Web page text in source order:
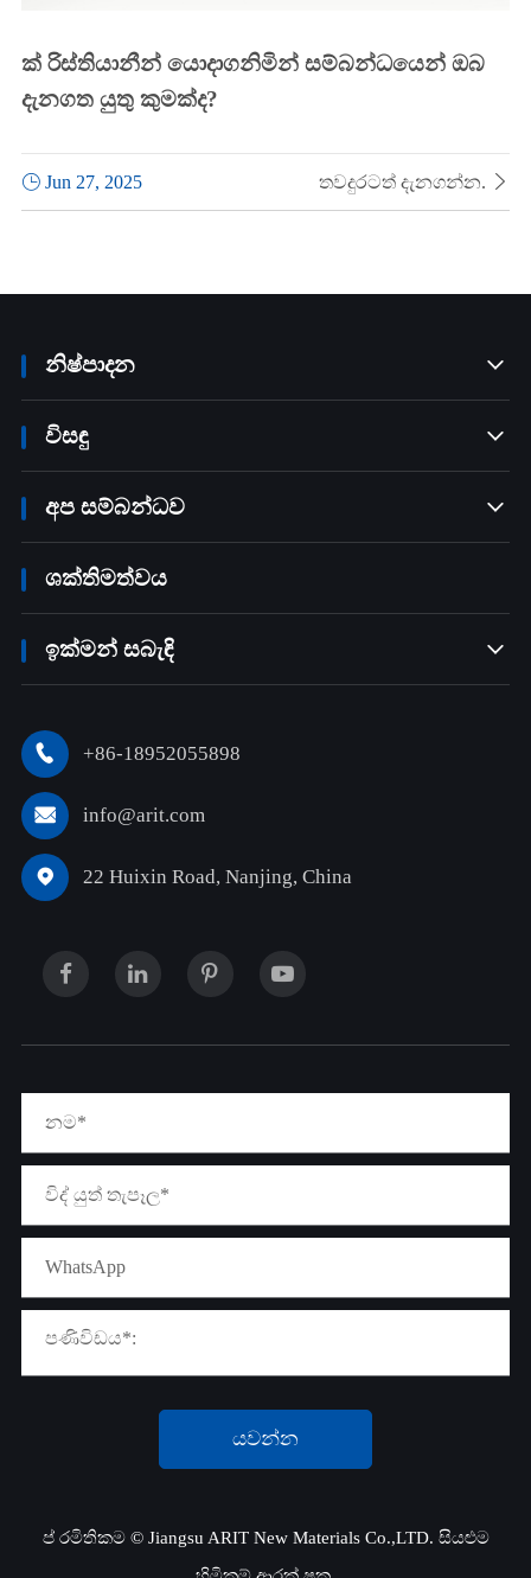
ක් රිස්තියානීන් යොදාගනිමින් සම්බන්ධයෙන් ඔබ
දැනගත යුතු කුමක්ද?
Jun 27, 2025 තවදුරටත් දැනගන්න. 
නිෂ්පාදන 
විසඳු 
අප සම්බන්ධව 
ශක්තිමත්වය
ඉක්මන් සබැඳි 
 +86-18952055898
 info@arit.com
 22 Huixin Road, Nanjing, China
යවන්න
ප් රමිතිකම © Jiangsu ARIT New Materials Co.,LTD. සියළුම